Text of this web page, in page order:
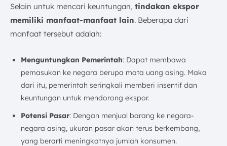
Selain untuk mencari keuntungan, tindakan ekspor
memiliki manfaat-manfaat lain. Beberapa dari
manfaat tersebut adalah:
Menguntungkan Pemerintah: Dapat membawa
pemasukan ke negara berupa mata uang asing. Maka
dari itu, pemerintah seringkali memberi insentif dan
keuntungan untuk mendorong ekspor.
Potensi Pasar: Dengan menjual barang ke negara-
negara asing, ukuran pasar akan terus berkembang,
yang berarti meningkatnya jumlah konsumen.